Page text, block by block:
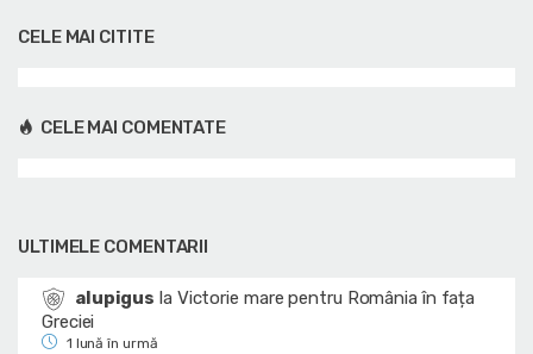
CELE MAI CITITE
CELE MAI COMENTATE
ULTIMELE COMENTARII
alupigus la Victorie mare pentru România în fața
Greciei
1 lună în urmă